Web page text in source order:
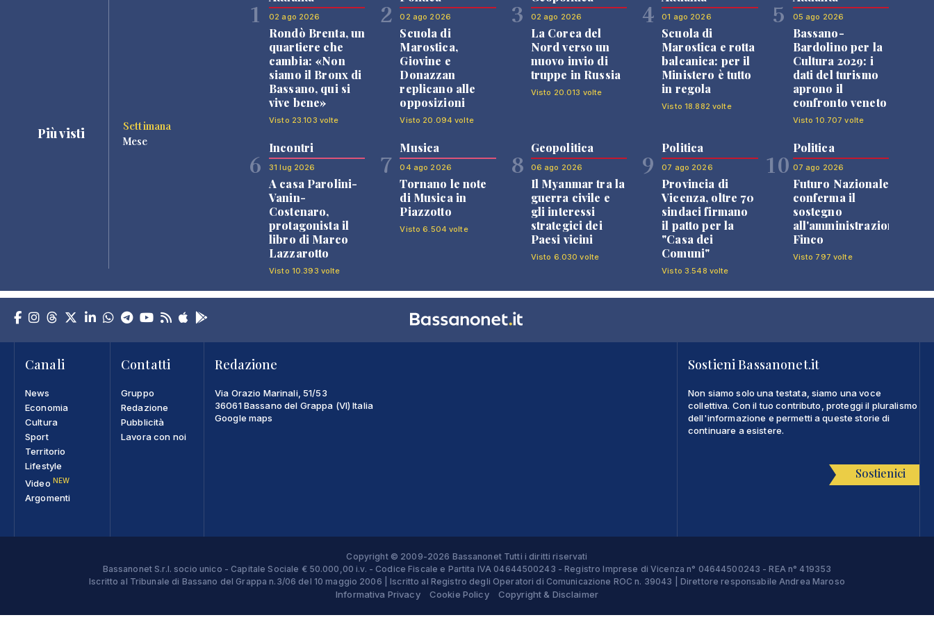
Più visti
Settimana
Mese
1 02 ago 2026
Rondò Brenta, un
quartiere che
cambia: «Non
siamo il Bronx di
Bassano, qui si
vive bene»
Visto 23.103 volte
2 02 ago 2026
Scuola di
Marostica,
Giovine e
Donazzan
replicano alle
opposizioni
Visto 20.094 volte
3 02 ago 2026
La Corea del
Nord verso un
nuovo invio di
truppe in Russia
Visto 20.013 volte
4 01 ago 2026
Scuola di
Marostica e rotta
balcanica: per il
Ministero è tutto
in regola
Visto 18.882 volte
5 05 ago 2026
Bassano-
Bardolino per la
Cultura 2029: i
dati del turismo
aprono il
confronto veneto
Visto 10.707 volte
6
Incontri
31 lug 2026
A casa Parolini-
Vanin-
Costenaro,
protagonista il
libro di Marco
Lazzarotto
Visto 10.393 volte
7
Musica
04 ago 2026
Tornano le note
di Musica in
Piazzotto
Visto 6.504 volte
8
Geopolitica
06 ago 2026
Il Myanmar tra la
guerra civile e
gli interessi
strategici dei
Paesi vicini
Visto 6.030 volte
9
Politica
07 ago 2026
Provincia di
Vicenza, oltre 70
sindaci firmano
il patto per la
"Casa dei
Comuni"
Visto 3.548 volte
10
Politica
07 ago 2026
Futuro Nazionale
conferma il
sostegno
all'amministrazione
Finco
Visto 797 volte
Canali
News
Economia
Cultura
Sport
Territorio
Lifestyle
Video NEW
Argomenti
Contatti
Gruppo
Redazione
Pubblicità
Lavora con noi
Redazione
Via Orazio Marinali, 51/53
36061 Bassano del Grappa (VI) Italia
Google maps
Sostieni Bassanonet.it
Non siamo solo una testata, siamo una voce
collettiva. Con il tuo contributo, proteggi il pluralismo
dell'informazione e permetti a queste storie di
continuare a esistere.
Sostienici
Copyright © 2009-2026 Bassanonet Tutti i diritti riservati
Bassanonet S.r.l. socio unico - Capitale Sociale € 50.000,00 i.v. - Codice Fiscale e Partita IVA 04644500243 - Registro Imprese di Vicenza n° 04644500243 - REA n° 419353
Iscritto al Tribunale di Bassano del Grappa n.3/06 del 10 maggio 2006 | Iscritto al Registro degli Operatori di Comunicazione ROC n. 39043 | Direttore responsabile Andrea Maroso
Informativa Privacy Cookie Policy Copyright & Disclaimer